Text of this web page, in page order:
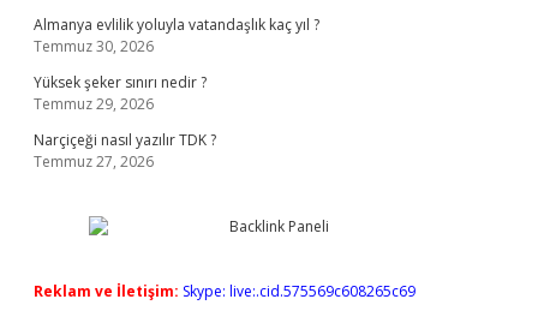
Almanya evlilik yoluyla vatandaşlık kaç yıl ?
Temmuz 30, 2026
Yüksek şeker sınırı nedir ?
Temmuz 29, 2026
Narçiçeği nasıl yazılır TDK ?
Temmuz 27, 2026
Reklam ve İletişim: Skype: live:.cid.575569c608265c69